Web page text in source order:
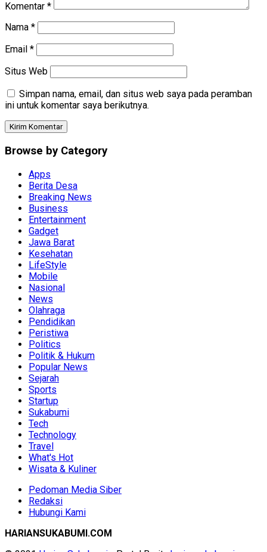
Komentar *
Nama *
Email *
Situs Web
Simpan nama, email, dan situs web saya pada peramban
ini untuk komentar saya berikutnya.
Browse by Category
Apps
Berita Desa
Breaking News
Business
Entertainment
Gadget
Jawa Barat
Kesehatan
LifeStyle
Mobile
Nasional
News
Olahraga
Pendidikan
Peristiwa
Politics
Politik & Hukum
Popular News
Sejarah
Sports
Startup
Sukabumi
Tech
Technology
Travel
What's Hot
Wisata & Kuliner
Pedoman Media Siber
Redaksi
Hubungi Kami
HARIANSUKABUMI.COM